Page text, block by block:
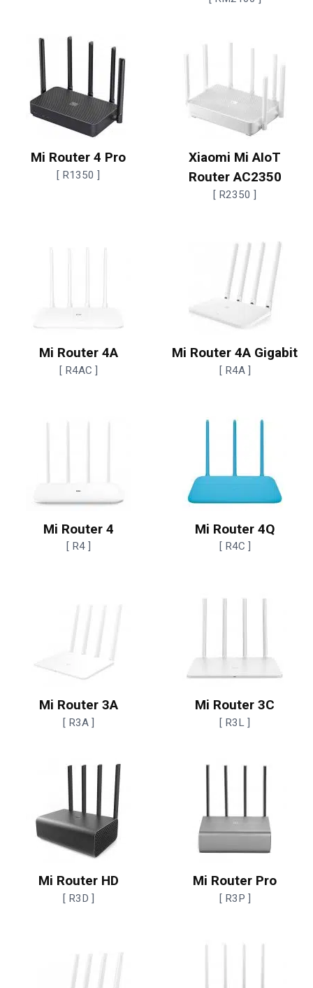
Mi Router 4 Pro
[ R1350 ]
Xiaomi Mi AIoT
Router AC2350
[ R2350 ]
Mi Router 4A
[ R4AC ]
Mi Router 4A Gigabit
[ R4A ]
Mi Router 4
[ R4 ]
Mi Router 4Q
[ R4C ]
Mi Router 3A
[ R3A ]
Mi Router 3C
[ R3L ]
Mi Router HD
[ R3D ]
Mi Router Pro
[ R3P ]